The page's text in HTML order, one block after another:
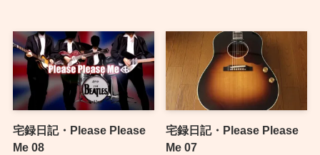
宅録日記・Please Please
Me 08
宅録日記・Please Please
Me 07